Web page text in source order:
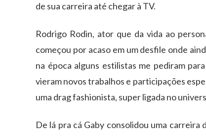
de sua carreira até chegar à TV.
Rodrigo Rodin, ator que da vida ao
começou por acaso em um desfile onde
na época alguns estilistas me pediram
vieram novos trabalhos e participações
uma drag fashionista, super ligada no
De lá pra cá Gaby consolidou uma